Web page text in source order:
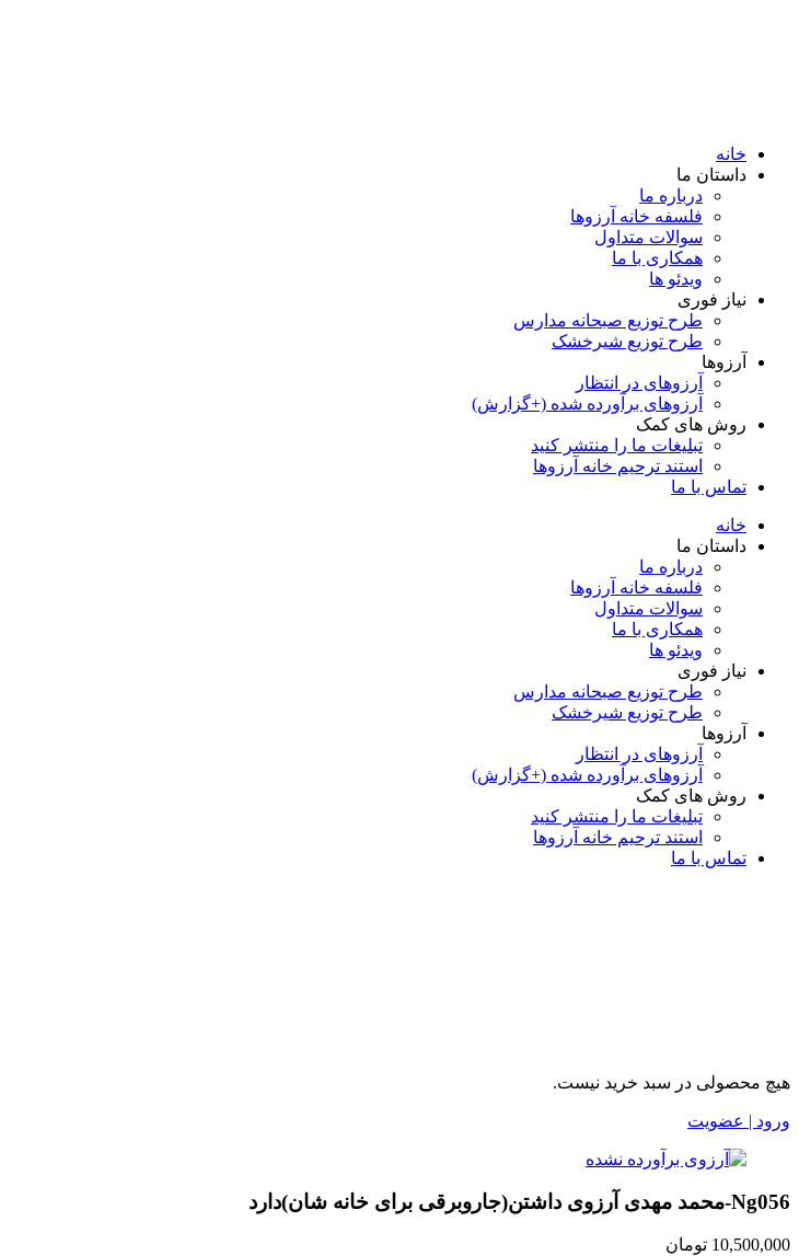
خانه
داستان ما
درباره ما
فلسفه خانه آرزوها
سوالات متداول
همكاری با ما
ویدئو ها
نیاز فوری
طرح توزیع صبحانه مدارس
طرح توزیع شیرخشک
آرزوها
آرزوهای در انتظار
آرزوهای برآورده شده (+گزارش)
روش های کمک
تبلیغات ما را منتشر کنید
استند ترحیم خانه آرزوها
تماس با ما
خانه
داستان ما
درباره ما
فلسفه خانه آرزوها
سوالات متداول
همكاری با ما
ویدئو ها
نیاز فوری
طرح توزیع صبحانه مدارس
طرح توزیع شیرخشک
آرزوها
آرزوهای در انتظار
آرزوهای برآورده شده (+گزارش)
روش های کمک
تبلیغات ما را منتشر کنید
استند ترحیم خانه آرزوها
تماس با ما
هیچ محصولی در سبد خرید نیست.
ورود | عضویت
Ng056-محمد مهدی آرزوی داشتن(جاروبرقی برای خانه شان)دارد
10,500,000 تومان